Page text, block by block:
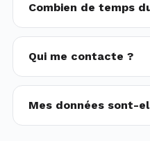
Combien de temps
Qui me contacte ?
Mes données sont-